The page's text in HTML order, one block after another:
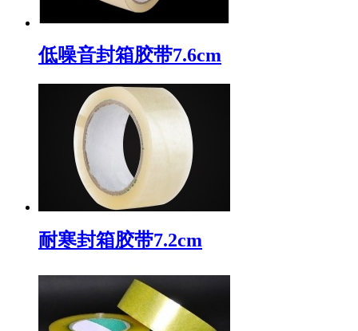
低噪音封箱胶带7.6cm
耐寒封箱胶带7.2cm